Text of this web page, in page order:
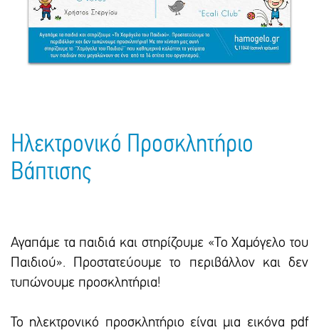
Πακέτα Δώρων
Σακούλες
Τσάντες - Ποδιές - Ομπρέλες
Βιβλία
Παιδικό Πάρτι
Ημερολόγια - Ατζέντες
Γραφική Ύλη
Ηλεκτρονικό Προσκλητήριο
Βάπτισης
Αγαπάμε τα παιδιά και στηρίζουμε «Το Χαμόγελο του
Παιδιού». Προστατεύουμε το περιβάλλον και δεν
τυπώνουμε προσκλητήρια!
To ηλεκτρονικό προσκλητήριο είναι μια εικόνα pdf